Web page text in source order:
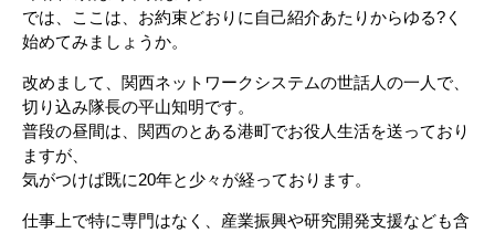
では、ここは、お約束どおりに自己紹介あたりからゆる?く
始めてみましょうか。
改めまして、関西ネットワークシステムの世話人の一人で、
切り込み隊長の平山知明です。
普段の昼間は、関西のとある港町でお役人生活を送っており
ますが、
気がつけば既に20年と少々が経っております。
仕事上で特に専門はなく、産業振興や研究開発支援なども含